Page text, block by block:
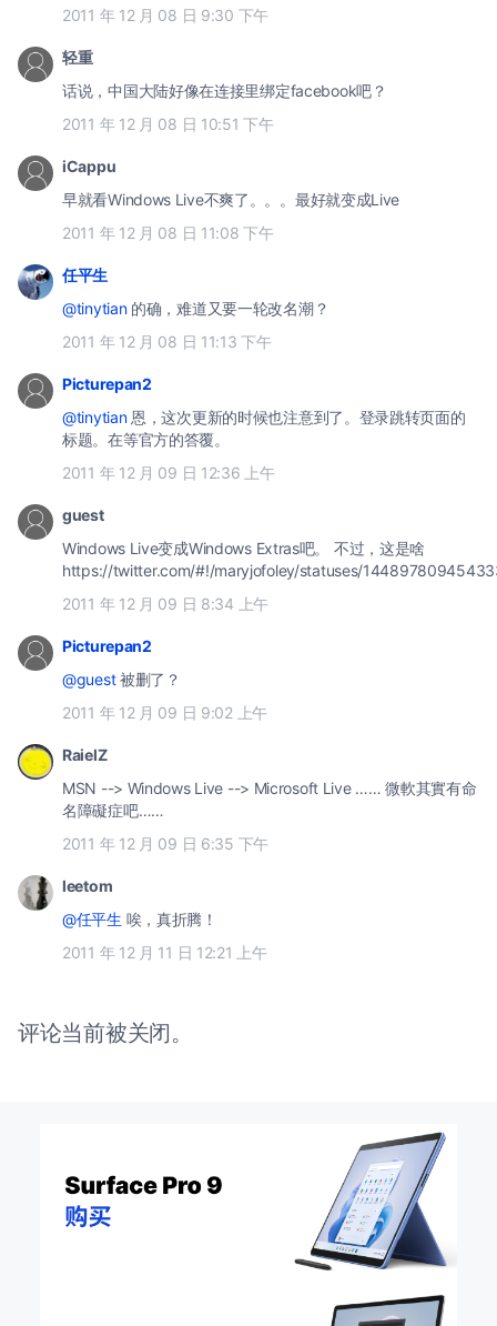
2011 年 12 月 08 日 9:30 下午
轻重
话说，中国大陆好像在连接里绑定facebook吧？
2011 年 12 月 08 日 10:51 下午
iCappu
早就看Windows Live不爽了。。。最好就变成Live
2011 年 12 月 08 日 11:08 下午
任平生
@tinytian的确，难道又要一轮改名潮？
2011 年 12 月 08 日 11:13 下午
Picturepan2
@tinytian恩，这次更新的时候也注意到了。登录跳转页面的
标题。在等官方的答覆。
2011 年 12 月 09 日 12:36 上午
guest
Windows Live变成Windows Extras吧。 不过，这是啥
https://twitter.com/#!/maryjofoley/statuses/
2011 年 12 月 09 日 8:34 上午
Picturepan2
@guest被删了？
2011 年 12 月 09 日 9:02 上午
RaielZ
MSN --> Windows Live --> Microsoft Live …… 微軟其實有命
名障礙症吧……
2011 年 12 月 09 日 6:35 下午
leetom
@任平生 唉，真折腾！
2011 年 12 月 11 日 12:21 上午
评论当前被关闭。